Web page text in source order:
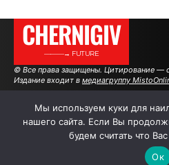
CHERNIGIV
———→ FUTURE
© Все права защищены. Цитирование —
Издание входит в медиагруппу
Мы используем куки для
нашего сайта. Если Вы
будем считать что
Ок